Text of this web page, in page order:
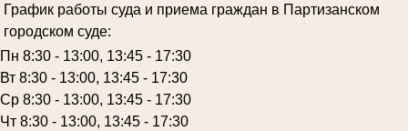
График работы суда и приема граждан в Партизанском
городском суде:
Пн 8:30 - 13:00, 13:45 - 17:30
Вт 8:30 - 13:00, 13:45 - 17:30
Ср 8:30 - 13:00, 13:45 - 17:30
Чт 8:30 - 13:00, 13:45 - 17:30